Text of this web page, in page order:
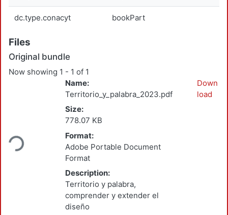
dc.type.conacyt bookPart
Files
Original bundle
Now showing 1 - 1 of 1
Loading...
Name:
Territorio_y_palabra_2023.pdf
Size:
778.07 KB
Format:
Adobe Portable Document
Format
Description:
Territorio y palabra,
comprender y extender el
diseño
Down
load